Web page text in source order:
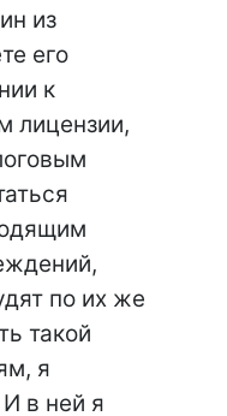
из
его
к
лицензии,
по их же
такой
я
в ней я